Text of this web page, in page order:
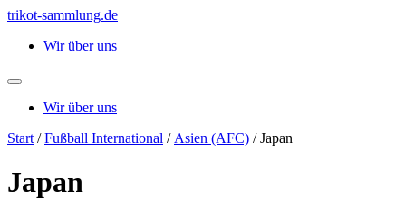
Zum
springen
trikot-sammlung.de
Wir über uns
Wir über uns
Start /Fußball International / Asien (AFC) / Japan
Japan